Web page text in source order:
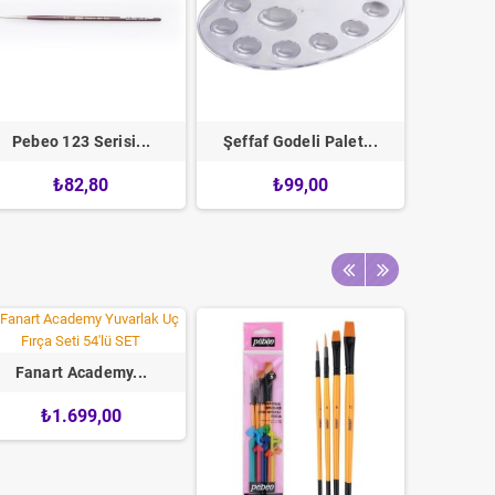
Pebeo 123 Serisi...
₺82,80
Şeffaf Godeli Palet...
₺99,00
Fanart Academy...
₺1.699,00